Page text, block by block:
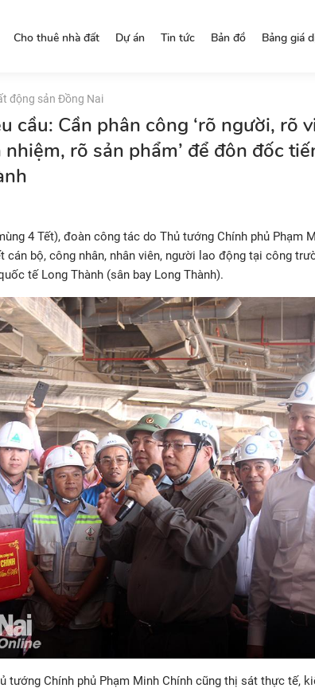
Cho thuê nhà đất Dự án Tin tức Bản đồ Bảng giá
động sản Đồng Nai
cầu: Cần phân công ‘rõ người, rõ
rõ sản phẩm’ để đôn đốc
4 Tết), đoàn công tác do Thủ tướng Chính phủ Phạm
cán bộ, công nhân, nhân viên, người lao động tại công
tế Long Thành (sân bay Long Thành).
tướng Chính phủ Phạm Minh Chính cũng thị sát thực tế,